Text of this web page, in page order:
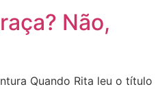
Não,
Quando Rita leu o título